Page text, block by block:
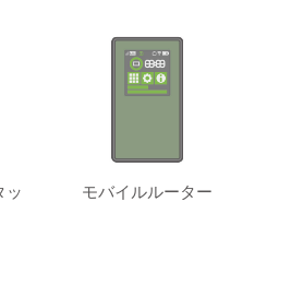
ッ
モバイルルーター